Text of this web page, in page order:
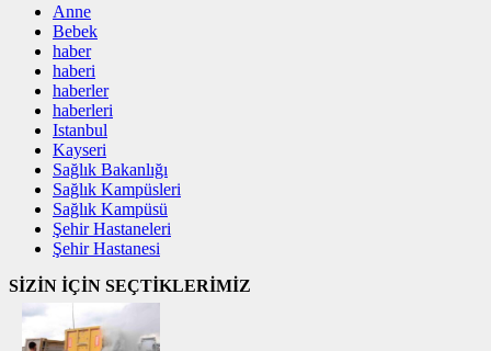
Anne
Bebek
haber
haberi
haberler
haberleri
Istanbul
Kayseri
Sağlık Bakanlığı
Sağlık Kampüsleri
Sağlık Kampüsü
Şehir Hastaneleri
Şehir Hastanesi
SİZİN İÇİN SEÇTİKLERİMİZ